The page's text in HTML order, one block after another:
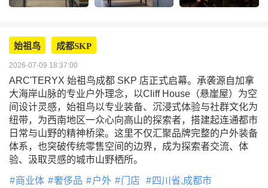
始祖鸟 成都SKP
2026-07-09 18:37:00
ARC'TERYX 始祖鸟成都 SKP 店正式启幕。承袭源自加拿
大海岸山脉的专业户外理念，以Cliff House（悬崖屋）为空
间设计灵感，始祖鸟以专业装备、沉浸式体验与社群文化为
纽带，为西南地区一众心向高山的探索者，搭建起连通都市
日常与山野的精神桥梁。这里不仅汇聚品牌完整的户外装备
体系，也突破传统零售空间的边界，成为探索者交流、体
验、汲取灵感的城市山野栖所。
商业体 奢侈品 户外 门店 四川省,成都市